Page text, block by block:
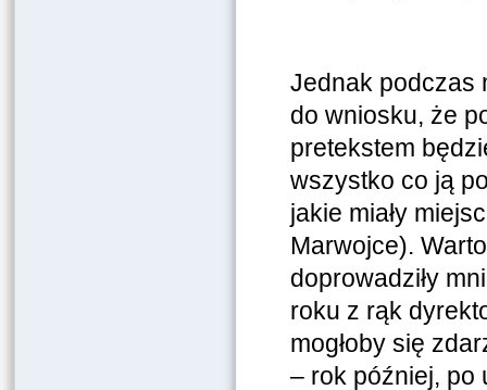
Jednak podczas
do wniosku, że
pretekstem
wszystko co ją
jakie miały
Marwojce).
doprowadziły
roku z rąk
mogłoby się
– rok później, po